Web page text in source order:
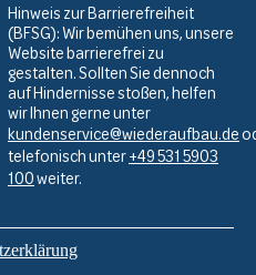
Hinweis zur Barrierefreiheit
(BFSG): Wir bemühen uns, unsere
Website barrierefrei zu
gestalten. Sollten Sie dennoch
auf Hindernisse stoßen, helfen
wir Ihnen gerne unter
kundenservice@wiederaufbau.de
telefonisch unter+49 531 5903
100weiter.